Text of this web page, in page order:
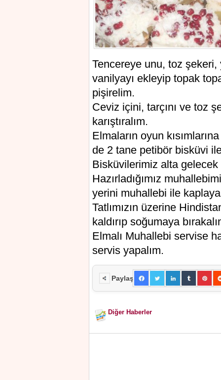
Tencereye unu, toz şekeri,
vanilyayı ekleyip topak
pişirelim.
Ceviz içini, tarçını ve toz
karıştıralım.
Elmaların oyun
de 2 tane petibör bisküvi
Bisküvilerimiz alta gelecek
Hazırladığımız
yerini muhallebi ile
Tatlımızın üzerine
kaldırıp soğumaya
Elmalı Muhallebi servise
servis yapalım.
Paylaş
Diğer Haberler